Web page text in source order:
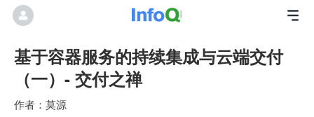
基于容器服务的持续集成与云端交付
（一）- 交付之禅
莫源